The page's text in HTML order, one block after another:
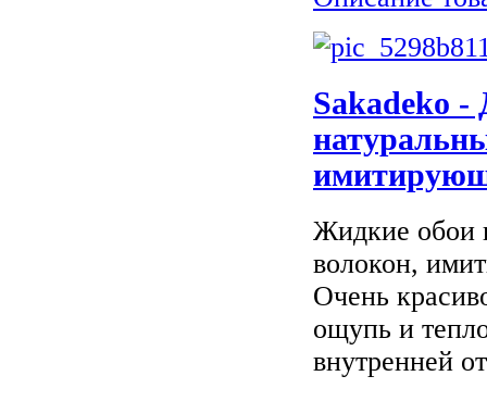
Sakadeko -
Жидкие обои
волокон,
Очень
ощупь и
внутренней